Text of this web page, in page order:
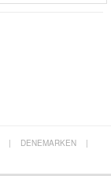
| DENEMARKEN
|